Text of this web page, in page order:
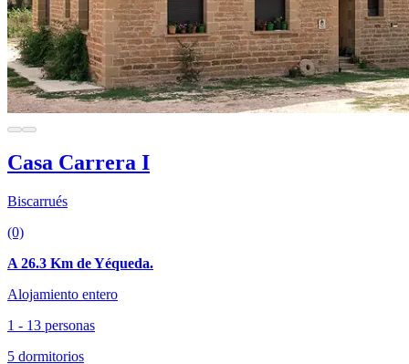
Casa Carrera I
Biscarrués
(0)
A 26.3 Km de Yéqueda.
Alojamiento entero
1 - 13 personas
5 dormitorios